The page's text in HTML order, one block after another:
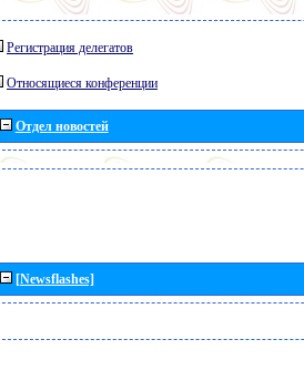
Регистрация делегатов
Относящиеся конференции
Отдел новостей
[Newsflashes]